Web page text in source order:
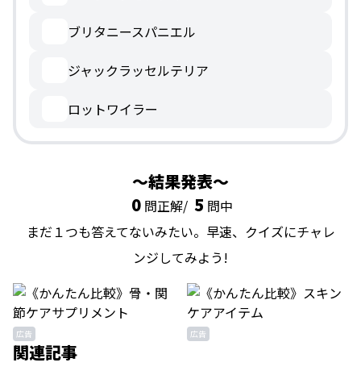
ブリタニースパニエル
ジャックラッセルテリア
ロットワイラー
結果発表
0 問正解/ 5 問中
まだ１つも答えてないみたい。早速、クイズにチャレ
ンジしてみよう!
広告 広告
関連記事